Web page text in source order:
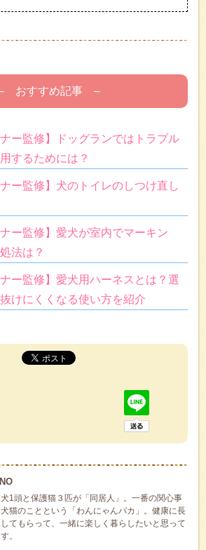
おすすめ記事 –
ー監修】ドッグランではトラブル
するためには？
ー監修】犬のトイレのしつけ直し
ー監修】愛犬が室内でマーキン
法は？
ー監修】愛犬用ハーネスとは？選
けにくくなる使い方を紹介
1頭と保護猫３匹が「同居人」。一番の関心事
猫のことという「わんにゃんバカ」。健康に長
てもらって、一緒に楽しく暮らしたいと思って
。